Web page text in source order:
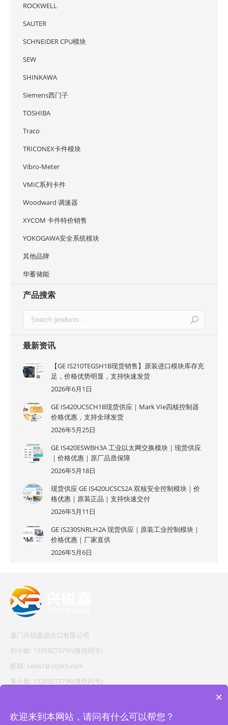
ROCKWELL
SAUTER
SCHNEIDER CPU模块
SEW
SHINKAWA
Siemens西门子
TOSHIBA
Traco
TRICONEX卡件模块
Vibro-Meter
VMIC系列卡件
Woodward 调速器
XYCOM 卡件特价销售
YOKOGAWA安全系统模块
其他品牌
华蓄储能
产品搜索
最新资讯
【GE IS210TEGSH1B现货销售】原装进口模块库存充
足，价格优势明显，支持快速发货
2026年6月1日
GE IS420UCSCH1B现货供应｜Mark VIe四核控制器
价格优惠，支持全球发货
2026年5月25日
GE IS420ESWBH3A 工业以太网交换模块｜现货供应
｜价格优惠｜原厂品质保障
2026年5月18日
现货供应 GE IS420UCSCS2A 双核安全控制模块｜价
格优惠｜原装正品｜支持快速交付
2026年5月11日
GE IS230SNRLH2A 现货供应｜原装工业控制模块｜
价格优惠｜厂家直供
2026年5月6日
厦门兴锐嘉进出口有限公司
刘小姐: 15359273791(微信同号)
邮箱: sales1@xrjdcs.com
朱小姐: 15359273796(微信同号)
地址: 厦门市翔安区新澳路510号海峡现代城A座6楼609
×
欢迎来到本网站，请问有什么可以帮您？